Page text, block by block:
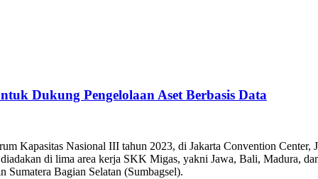
Dukung Pengelolaan Aset Berbasis Data
Nasional III tahun 2023, di Jakarta Convention Center,
di lima area kerja SKK Migas, yakni Jawa, Bali, Madura,
Bagian Selatan (Sumbagsel).